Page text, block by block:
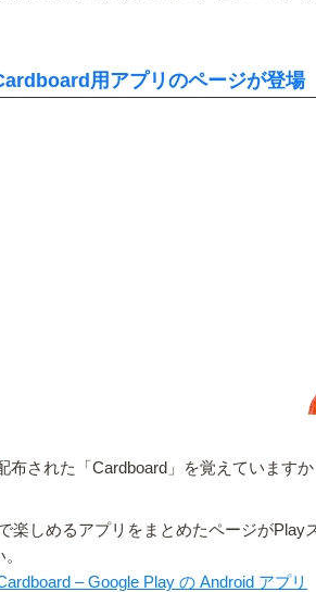
用アプリのページが登場
布された「Cardboard」を覚えています
楽しめるアプリをまとめたページがPlay
– Google Play の Android アプリ